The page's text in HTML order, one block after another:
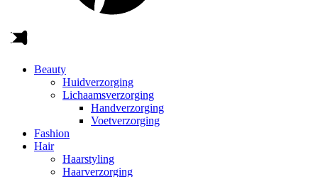
Beauty
Huidverzorging
Lichaamsverzorging
Handverzorging
Voetverzorging
Fashion
Hair
Haarstyling
Haarverzorging